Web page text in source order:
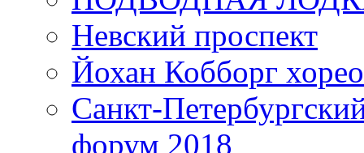
Невский проспект
Йохан Кобборг
Санкт-
форум 2018